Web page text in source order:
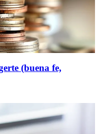
(buena fe,